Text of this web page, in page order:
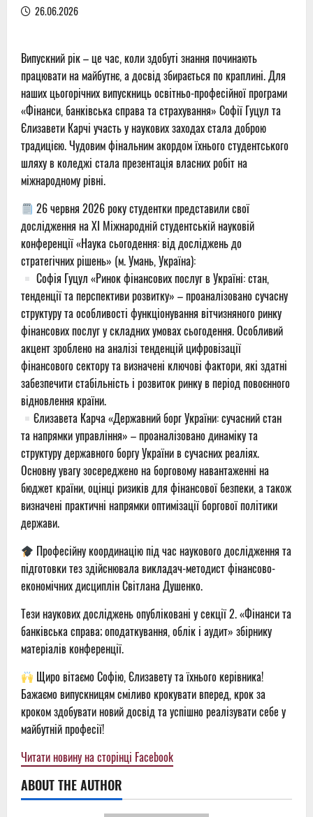
26.06.2026
Випускний рік – це час, коли здобуті знання починають
працювати на майбутнє, а досвід збирається по краплині. Для
наших цьогорічних випускниць освітньо-професійної програми
«Фінанси, банківська справа та страхування» Софії Гуцул та
Єлизавети Карчі участь у наукових заходах стала доброю
традицією. Чудовим фінальним акордом їхнього студентського
шляху в коледжі стала презентація власних робіт на
міжнародному рівні.
26 червня 2026 року студентки представили свої
дослідження на ХІ Міжнародній студентській науковій
конференції «Наука сьогодення: від досліджень до
стратегічних рішень» (м. Умань, Україна):
Софія Гуцул «Ринок фінансових послуг в Україні: стан,
тенденції та перспективи розвитку» – проаналізовано сучасну
структуру та особливості функціонування вітчизняного ринку
фінансових послуг у складних умовах сьогодення. Особливий
акцент зроблено на аналізі тенденцій цифровізації
фінансового сектору та визначені ключові фактори, які здатні
забезпечити стабільність і розвиток ринку в період повоєнного
відновлення країни.
Єлизавета Карча «Державний борг України: сучасний стан
та напрямки управління» – проаналізовано динаміку та
структуру державного боргу України в сучасних реаліях.
Основну увагу зосереджено на борговому навантаженні на
бюджет країни, оцінці ризиків для фінансової безпеки, а також
визначені практичні напрямки оптимізації боргової політики
держави.
Професійну координацію під час наукового дослідження та
підготовки тез здійснювала викладач-методист фінансово-
економічних дисциплін Світлана Душенко.
Тези наукових досліджень опубліковані у секції 2. «Фінанси та
банківська справа; оподаткування, облік і аудит» збірнику
матеріалів конференції.
Щиро вітаємо Софію, Єлизавету та їхнього керівника!
Бажаємо випускницям сміливо крокувати вперед, крок за
кроком здобувати новий досвід та успішно реалізувати себе у
майбутній професії!
Читати новину на сторінці Facebook
ABOUT THE AUTHOR